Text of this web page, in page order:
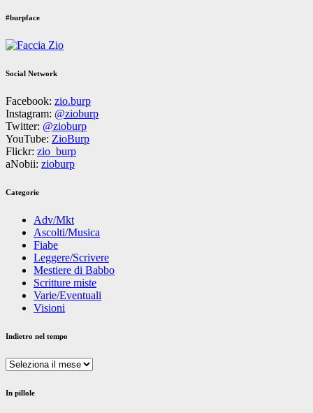
#burpface
Social Network
Facebook: zio.burp
Instagram: @zioburp
Twitter: @zioburp
YouTube: ZioBurp
Flickr: zio_burp
aNobii: zioburp
Categorie
Adv/Mkt
Ascolti/Musica
Fiabe
Leggere/Scrivere
Mestiere di Babbo
Scritture miste
Varie/Eventuali
Visioni
Indietro nel tempo
Indietro
tempo
In pillole